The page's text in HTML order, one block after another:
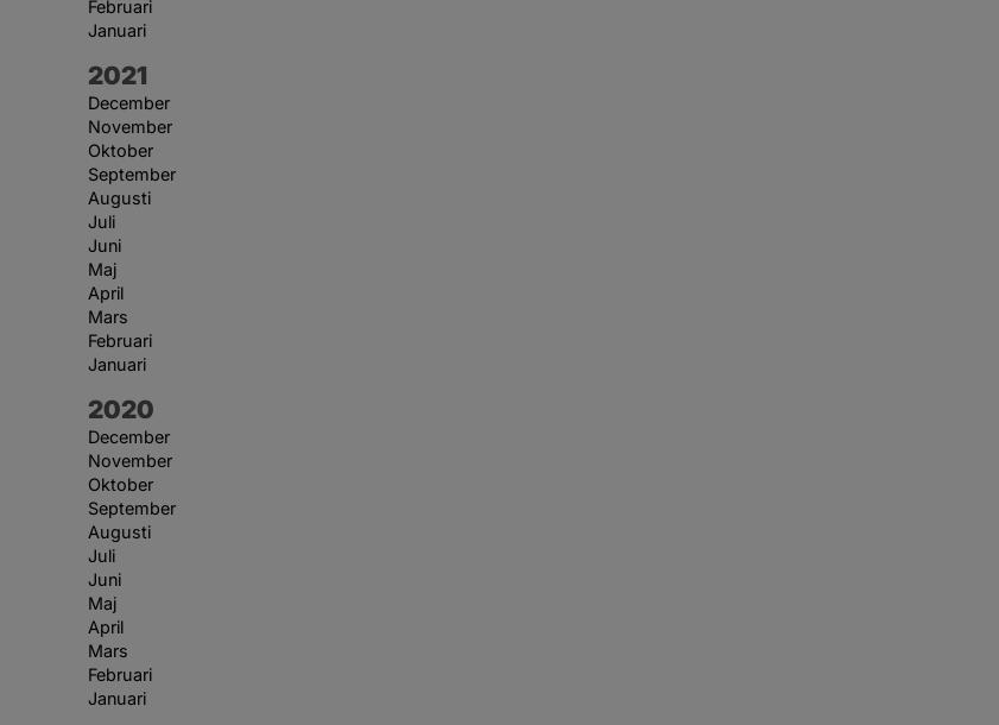
Februari
Januari
År:
2021
December
November
Oktober
September
Augusti
Juli
Juni
Maj
April
Mars
Februari
Januari
År:
2020
December
November
Oktober
September
Augusti
Juli
Juni
Maj
April
Mars
Februari
Januari